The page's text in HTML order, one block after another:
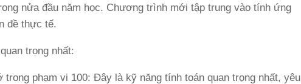
nửa đầu năm học. Chương trình mới tập trung vào tính ứng
đề thực tế.
trọng nhất:
trong phạm vi 100: Đây là kỹ năng tính toán quan trọng nhất, yêu